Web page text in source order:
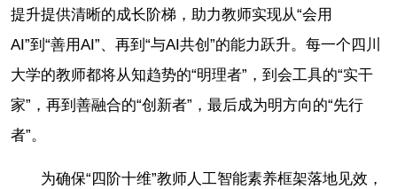
提升提供清晰的成长阶梯，助力教师实现从“会用
AI”到“善用AI”、再到“与AI共创”的能力跃升。每一个四川
大学的教师都将从知趋势的“明理者”，到会工具的“实干
家”，再到善融合的“创新者”，最后成为明方向的“先行
者”。
为确保“四阶十维”教师人工智能素养框架落地见效，